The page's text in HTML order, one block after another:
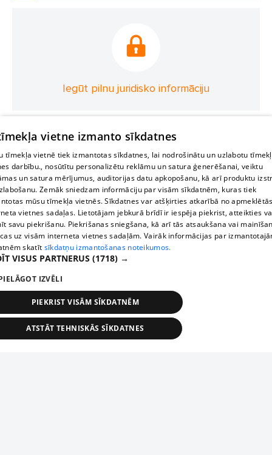
Iegūt pilnu juridisko informāciju
vietne izmanto sīkdatnes
tīmekļa vietnē tiek izmantotas sīkdatnes, lai nodrošinātu un uzlabotu
darbību., nosūtītu personalizētu reklāmu un satura ģenerēšanai, veiktu
un satura mērījumus, auditorijas datu apkopošanu, kā arī produktu
Zemāk sniedzam informāciju par visām sīkdatnēm, kuras tiek
mūsu tīmekļa vietnēs. Sīkdatnes var atšķirties atkarībā no
vietnes sadaļas. Lietotājam jebkurā brīdī ir iespēja piekrist, atteikties
savu piekrišanu. Piekrišanas sniegšana, kā arī tās atsaukšana vai
uz visām interneta vietnes sadaļām. Vairāk informācijas par
skatīt sīkdatņu izmantošanas noteikumos.
VISUS PARTNERUS (1718) →
IZVĒLI
PIEKRIST VISĀM SĪKDATNĒM
ATSTĀT TEHNISKĀS SĪKDATNES